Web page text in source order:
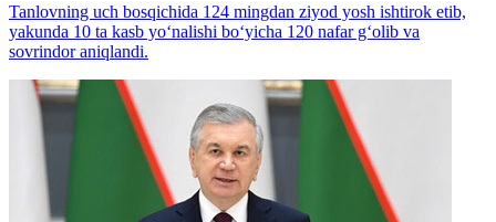
Tanlovning uch bosqichida 124 mingdan ziyod yosh ishtirok etib,
yakunda 10 ta kasb yo‘nalishi bo‘yicha 120 nafar g‘olib va
sovrindor aniqlandi.